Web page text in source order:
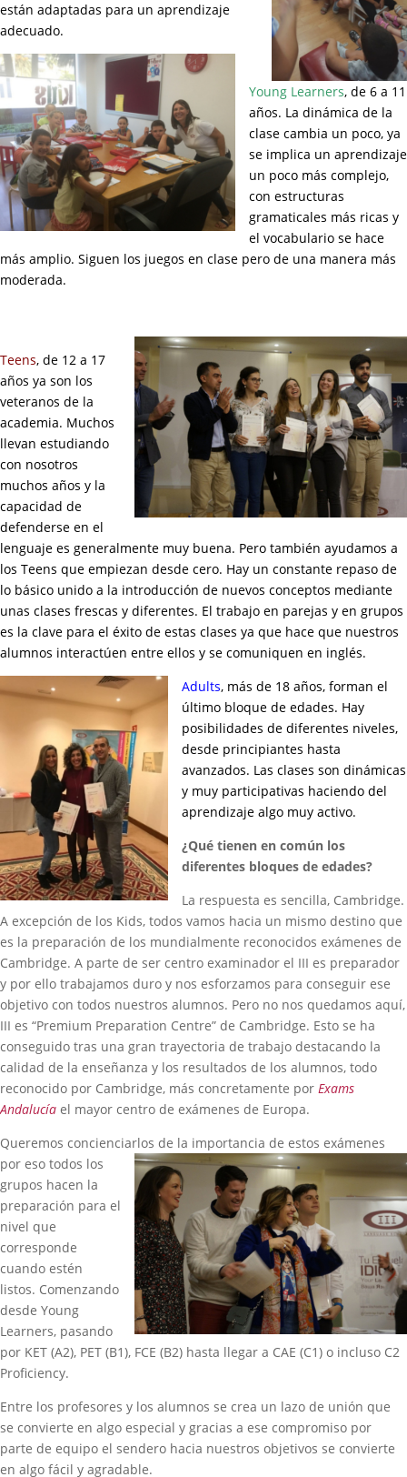
están adaptadas para un aprendizaje
adecuado.
Young Learners, de 6 a 11
años. La dinámica de la
clase cambia un poco, ya
se implica un aprendizaje
un poco más complejo,
con estructuras
gramaticales más ricas y
el vocabulario se hace
más amplio. Siguen los juegos en clase pero de una manera más
moderada.
Teens, de 12 a 17
años ya son los
veteranos de la
academia. Muchos
llevan estudiando
con nosotros
muchos años y la
capacidad de
defenderse en el
lenguaje es generalmente muy buena. Pero también ayudamos a
los Teens que empiezan desde cero. Hay un constante repaso de
lo básico unido a la introducción de nuevos conceptos mediante
unas clases frescas y diferentes. El trabajo en parejas y en grupos
es la clave para el éxito de estas clases ya que hace que nuestros
alumnos interactúen entre ellos y se comuniquen en inglés.
Adults, más de 18 años, forman el
último bloque de edades. Hay
posibilidades de diferentes niveles,
desde principiantes hasta
avanzados. Las clases son dinámicas
y muy participativas haciendo del
aprendizaje algo muy activo.
¿Qué tienen en común los
diferentes bloques de edades?
La respuesta es sencilla, Cambridge.
A excepción de los Kids, todos vamos hacia un mismo destino que
es la preparación de los mundialmente reconocidos exámenes de
Cambridge. A parte de ser centro examinador el III es preparador
y por ello trabajamos duro y nos esforzamos para conseguir ese
objetivo con todos nuestros alumnos. Pero no nos quedamos aquí,
III es “Premium Preparation Centre” de Cambridge. Esto se ha
conseguido tras una gran trayectoria de trabajo destacando la
calidad de la enseñanza y los resultados de los alumnos, todo
reconocido por Cambridge, más concretamente por Exams
Andalucía el mayor centro de exámenes de Europa.
Queremos concienciarlos de la importancia de estos exámenes
por eso todos los
grupos hacen la
preparación para el
nivel que
corresponde
cuando estén
listos. Comenzando
desde Young
Learners, pasando
por KET (A2), PET (B1), FCE (B2) hasta llegar a CAE (C1) o incluso C2
Proficiency.
Entre los profesores y los alumnos se crea un lazo de unión que
se convierte en algo especial y gracias a ese compromiso por
parte de equipo el sendero hacia nuestros objetivos se convierte
en algo fácil y agradable.